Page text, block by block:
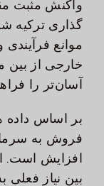
واکنش مثبت
گذاری ترکیه
موانع فرآیندی
خارجی از بین
آسان‌تر را
بر اساس داده
فروش به
افزایش است.
بین نیاز